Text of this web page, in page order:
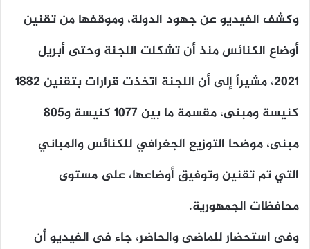
وكشف الفيديو عن جهود الدولة، وموقفها من تقنين
أوضاع الكنائس منذ أن تشكلت اللجنة وحتى أبريل
2021، مشيراً إلى أن اللجنة اتخذت قرارات بتقنين 1882
كنيسة ومبنى، مقسمة ما بين 1077 كنيسة و805
مبنى، موضحا التوزيع الجغرافي للكنائس والمباني
التي تم تقنين وتوفيق أوضاعها، على مستوى
محافظات الجمهورية.
وفى استحضار للماضى والحاضر، جاء فى الفيديو أن